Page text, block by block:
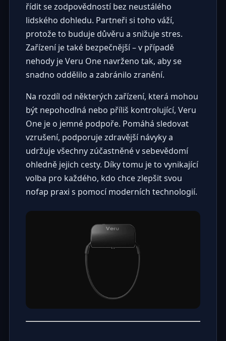
řídit se zodpovědností bez neustálého
lidského dohledu. Partneři si toho váží,
protože to buduje důvěru a snižuje stres.
Zařízení je také bezpečnější – v případě
nehody je Veru One navrženo tak, aby se
snadno oddělilo a zabránilo zranění.
Na rozdíl od některých zařízení, která mohou
být nepohodlná nebo příliš kontrolující, Veru
One je o jemné podpoře. Pomáhá sledovat
vzrušení, podporuje zdravější návyky a
udržuje všechny zúčastněné v sebevědomí
ohledně jejich cesty. Díky tomu je to vynikající
volba pro každého, kdo chce zlepšit svou
nofap praxi s pomocí moderních technologií.